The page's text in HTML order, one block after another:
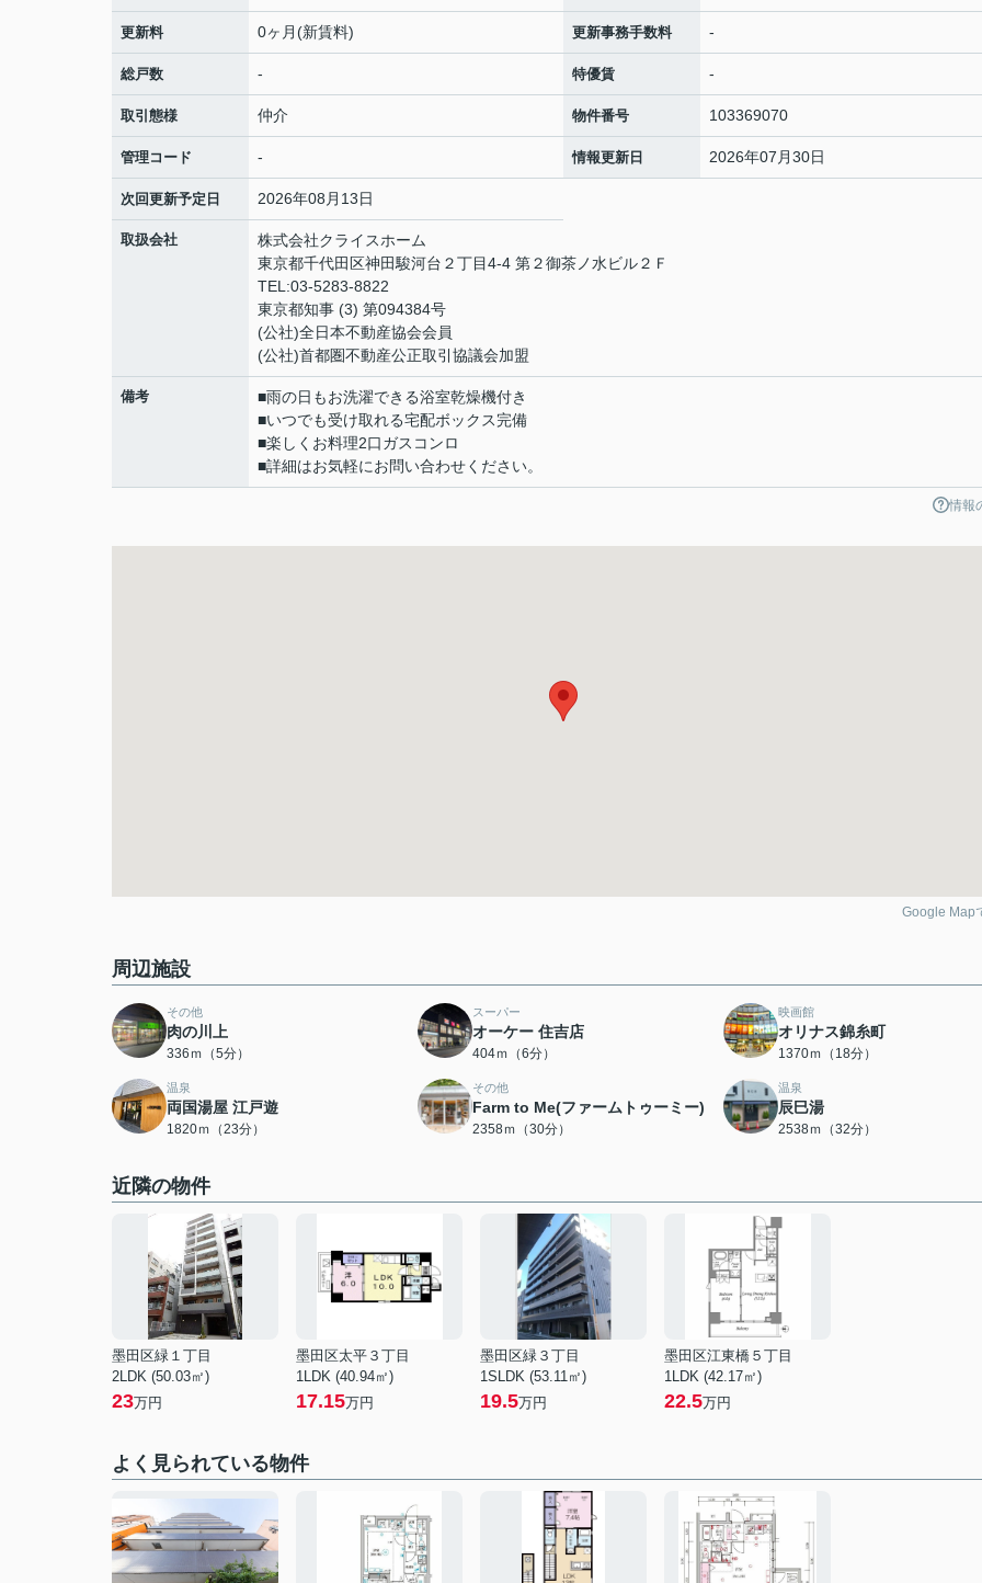
更新料 0ヶ月(新賃料) 更新事務手数料 -
総戸数 - 特優賃 -
取引態様 仲介 物件番号 103369070
管理コード - 情報更新日 2026年07月30日
次回更新予定日 2026年08月13日
取扱会社
株式会社クライスホーム
東京都千代田区神田駿河台２丁目4-4 第２御茶ノ水ビル２Ｆ
TEL:03-5283-8822
東京都知事 (3) 第094384号
(公社)全日本不動産協会会員
(公社)首都圏不動産公正取引協議会加盟
備考
■雨の日もお洗濯できる浴室乾燥機付き
■いつでも受け取れる宅配ボックス完備
■楽しくお料理2口ガスコンロ
■詳細はお気軽にお問い合わせください。
情報
Google Map
周辺施設
その他
肉の川上
336ｍ（5分）
スーパー
オーケー 住吉店
404ｍ（6分）
映画館
オリナス錦糸町
1370ｍ（18分）
温泉
両国湯屋 江戸遊
1820ｍ（23分）
その他
Farm to Me(ファームトゥーミー)
2358ｍ（30分）
温泉
辰巳湯
2538ｍ（32分）
近隣の物件
墨田区緑１丁目
2LDK (50.03㎡)
23万円
墨田区太平３丁目
1LDK (40.94㎡)
17.15万円
墨田区緑３丁目
1SLDK (53.11㎡)
19.5万円
墨田区江東橋５丁目
1LDK (42.17㎡)
22.5万円
よく見られている物件